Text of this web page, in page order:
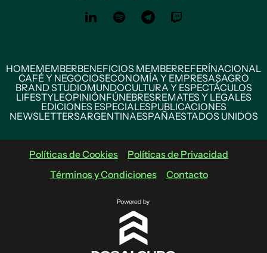
HOMEMEMBERBENEFICIOS MEMBERREFERÍNACIONAL
CAFÉ Y NEGOCIOSECONOMÍA Y EMPRESASAGRO
BRAND STUDIOMUNDOCULTURA Y ESPECTÁCULOS
LIFESTYLEOPINIÓNFÚNEBRESREMATES Y LEGALES
EDICIONES ESPECIALESPUBLICACIONES
NEWSLETTERSARGENTINAESPAÑAESTADOS UNIDOS
Políticas de Cookies
Políticas de Privacidad
Términos y Condiciones
Contacto